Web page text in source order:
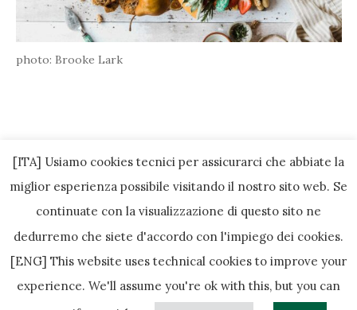
photo: Brooke Lark
[ITA] Usiamo cookies tecnici per assicurarci che abbiate la
miglior esperienza possibile visitando il nostro sito web. Se
continuate con la visualizzazione di questo sito ne
dedurremo che siete d'accordo con l'impiego dei cookies.
[ENG] This website uses technical cookies to improve your
experience. We'll assume you're ok with this, but you can